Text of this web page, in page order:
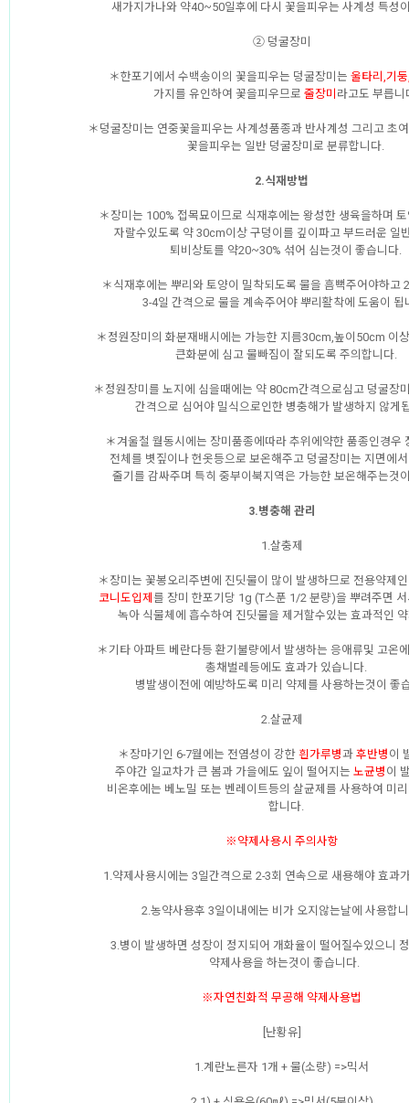
새가지가나와 약40~50일후에 다시 꽃을피우는 사계성 특성
② 덩굴장미
＊한포기에서 수백송이의 꽃을피우는 덩굴장미는 울타리,기
가지를 유인하여 꽃을피우므로 줄장미라고도 부릅니
＊덩굴장미는 연중꽃을피우는 사계성품종과 반사계성 그리고 초
꽃을피우는 일반 덩굴장미로 분류합니다.
2.식재방법
＊장미는 100% 접목묘이므로 식재후에는 왕성한 생육을하며
자랄수있도록 약 30cm이상 구덩이를 깊이파고 부드러운 일
퇴비상토를 약20~30% 섞어 심는것이 좋습니다.
＊식재후에는 뿌리와 토양이 밀착되도록 물을 흠뻑주어야하고
3-4일 간격으로 물을 계속주어야 뿌리활착에 도움이 됩
＊정원장미의 화분재배시에는 가능한 지름30cm,높이50cm 이
큰화분에 심고 물빠짐이 잘되도록 주의합니다.
＊정원장미를 노지에 심을때에는 약 80cm간격으로심고 덩굴장
간격으로 심어야 밀식으로인한 병충해가 발생하지 않게
＊겨울철 월동시에는 장미품종에따라 추위에약한 품종인경우
전체를 볏짚이나 헌옷등으로 보온해주고 덩굴장미는 지면에
줄기를 감싸주며 특히 중부이북지역은 가능한 보온해주는것
3.병충해 관리
1.살충제
＊장미는 꽃봉오리주변에 진딧물이 많이 발생하므로 전용약제
코니도입제를 장미 한포기당 1g (T스푼 1/2 분량)을 뿌려주면
녹아 식물체에 흡수하여 진딧물을 제거할수있는 효과적인
＊기타 아파트 베란다등 환기불량에서 발생하는 응애류및 고온
총채벌레등에도 효과가 있습니다.
병발생이전에 예방하도록 미리 약제를 사용하는것이 좋
2.살균제
＊장마기인 6-7월에는 전염성이 강한흰가루병과후반병이
주야간 일교차가 큰 봄과 가을에도 잎이 떨어지는 노균병이
비온후에는 베노밀 또는 벤레이트등의 살균제를 사용하여 미
합니다.
※약제사용시 주의사항
1.약제사용시에는 3일간격으로 2-3회 연속으로 새용해야 효과
2.농약사용후 3일이내에는 비가 오지않는날에 사용합
3.병이 발생하면 성장이 정지되어 개화율이 떨어질수있으니
약제사용을 하는것이 좋습니다.
※자연친화적 무공해 약제사용법
[난황유]
1.계란노른자 1개 + 물(소량) =>믹서